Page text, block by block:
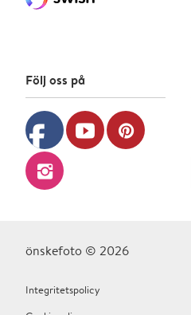
Följ oss på
facebook youtube pinterest
instagram
önskefoto © 2026
Integritetspolicy